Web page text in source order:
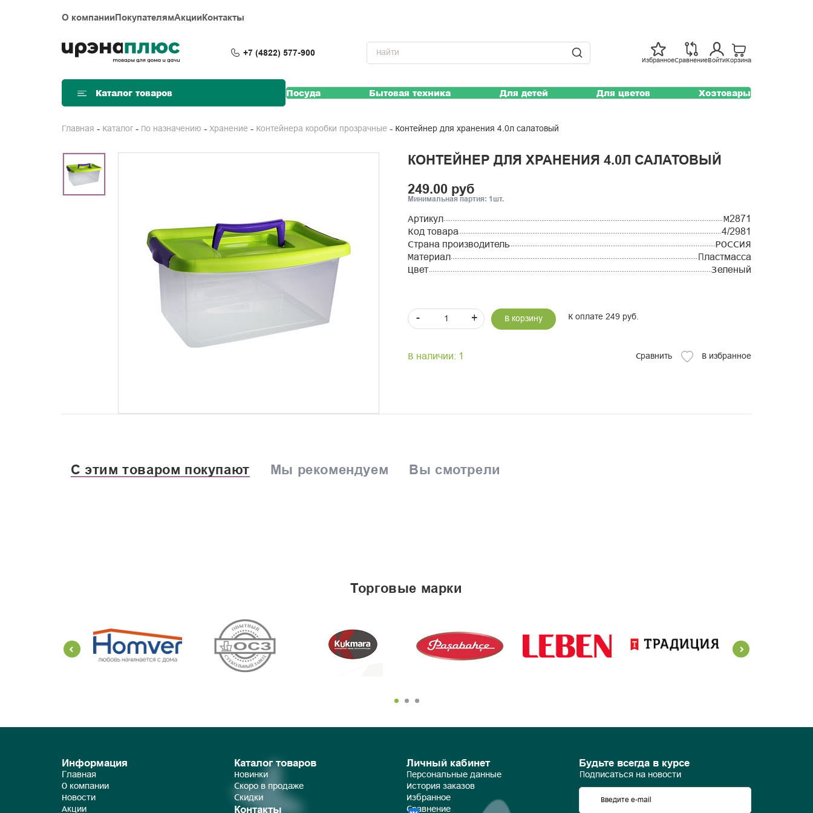
О компанииПокупателямАкцииКонтакты
+7 (4822) 577-900
ИзбранноеСравнение Войти Корзина
Каталог товаров Посуда Бытовая техника Для детей Для цветов Хозтовары
Главная Каталог По назначению Хранение Контейнера коробки прозрачные Контейнер для хранения 4.0л салатовый
КОНТЕЙНЕР ДЛЯ ХРАНЕНИЯ 4.0Л САЛАТОВЫЙ
249.00 руб
Минимальная партия: 1шт.
Артикул
М2871
Код товара
4/2981
Страна производитель
РОССИЯ
Материал
Пластмасса
Цвет
Зеленый
- + В корзину К оплате 249 руб.
В наличии: 1 Сравнить В избранное
С этим товаром покупают Мы рекомендуем Вы смотрели
торговые марки
Информация
Главная
О компании
Новости
Акции
Каталог товаров
Новинки
Скоро в продаже
Скидки
Контакты
Личный кабинет
Персональные данные
История заказов
Избранное
Сравнение
Будьте всегда в курсе
Подписаться на новости